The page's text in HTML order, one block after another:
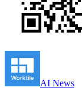
AI News